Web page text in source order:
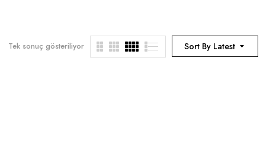
Sort By Latest
Tek sonuç gösteriliyor